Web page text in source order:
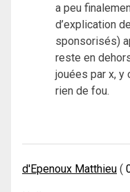
a peu
d’explication
sponsorisés)
reste en
jouées par x, y
rien de fou.
d'Epenoux Matthieu